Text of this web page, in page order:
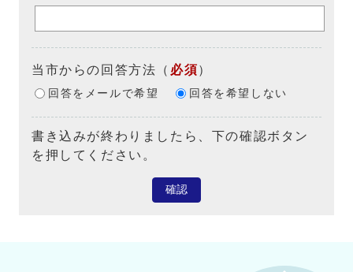
当市からの回答方法 （ 必須）
回答をメールで希望 回答を希望しない
書き込みが終わりましたら、下の確認ボタン
を押してください。
確認